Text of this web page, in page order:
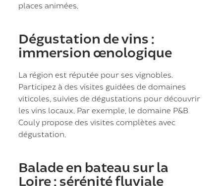
places animées.
Dégustation de vins :
immersion œnologique
La région est réputée pour ses vignobles.
Participez à des visites guidées de domaines
viticoles, suivies de dégustations pour découvrir
les vins locaux. Par exemple, le domaine P&B
Couly propose des visites complètes avec
dégustation.
Balade en bateau sur la
Loire : sérénité fluviale